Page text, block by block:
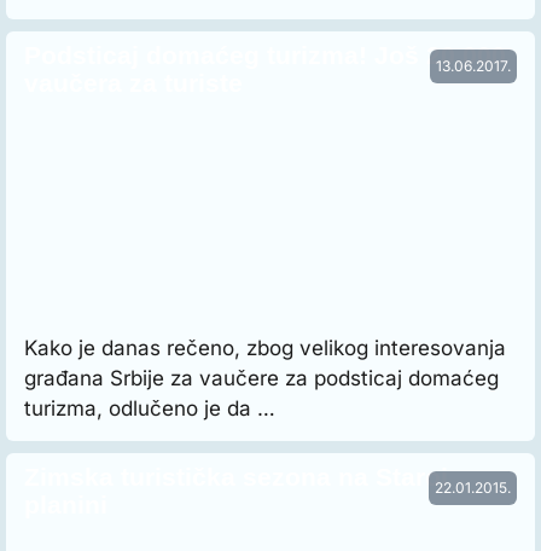
13.06.2017.
Podsticaj domaćeg turizma! Još 20.000
Kako je danas rečeno, zbog velikog interesovanja
građana Srbije za vaučere za podsticaj domaćeg
turizma, odlučeno je da …
22.01.2015.
Zimska turistička sezona na Staroj